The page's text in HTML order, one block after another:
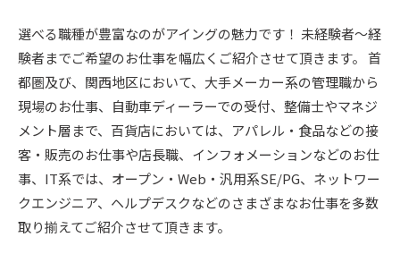
選べる職種が豊富なのがアイングの魅力です！ 未経験者〜経
験者までご希望のお仕事を幅広くご紹介させて頂きます。 首
都圏及び、関西地区において、大手メーカー系の管理職から
現場のお仕事、自動車ディーラーでの受付、整備士やマネジ
メント層まで、百貨店においては、アパレル・食品などの接
客・販売のお仕事や店長職、インフォメーションなどのお仕
事、IT系では、オープン・Web・汎用系SE/PG、ネットワー
クエンジニア、ヘルプデスクなどのさまざまなお仕事を多数
取り揃えてご紹介させて頂きます。